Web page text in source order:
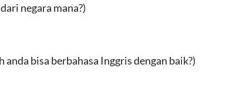
negara mana?)
anda bisa berbahasa Inggris dengan baik?)